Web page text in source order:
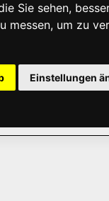
Sie sehen,
messen, um zu
Einstellungen